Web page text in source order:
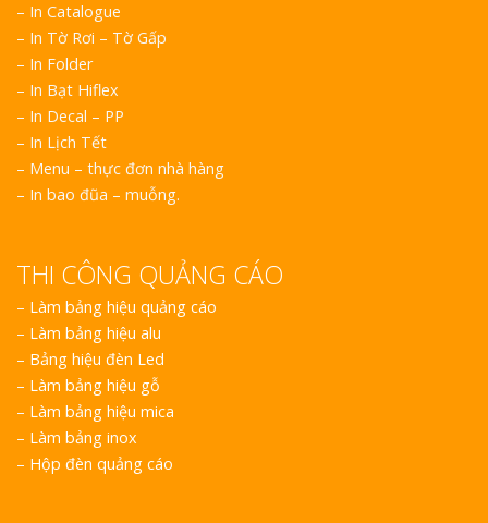
– In Catalogue
– In Tờ Rơi – Tờ Gấp
– In Folder
– In Bạt Hiflex
– In Decal – PP
– In Lịch Tết
– Menu – thực đơn nhà hàng
– In bao đũa – muỗng.
THI CÔNG QUẢNG CÁO
– Làm bảng hiệu quảng cáo
– Làm bảng hiệu alu
– Bảng hiệu đèn Led
– Làm bảng hiệu gỗ
– Làm bảng hiệu mica
– Làm bảng inox
– Hộp đèn quảng cáo